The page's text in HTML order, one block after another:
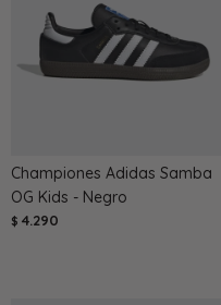
Championes Adidas Samba
OG Kids - Negro
$ 4.290